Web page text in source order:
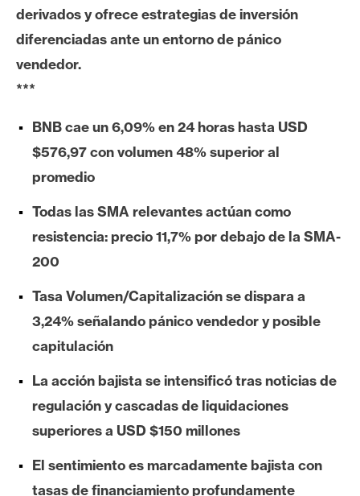
E
e
u
m
I
A
n
á
l
s
i
s
derivados y ofrece estrategias de inversión
diferenciadas ante un entorno de pánico
vendedor.
***
BNB cae un 6,09% en 24 horas hasta USD
$576,97 con volumen 48% superior al
promedio
Todas las SMA relevantes actúan como
resistencia: precio 11,7% por debajo de la SMA-
200
Tasa Volumen/Capitalización se dispara a
3,24% señalando pánico vendedor y posible
capitulación
La acción bajista se intensificó tras noticias de
regulación y cascadas de liquidaciones
superiores a USD $150 millones
El sentimiento es marcadamente bajista con
tasas de financiamiento profundamente